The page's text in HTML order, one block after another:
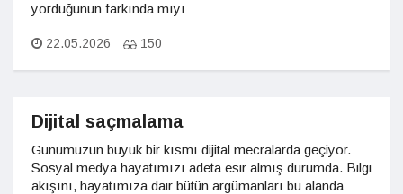
yorduğunun farkında mıyı
22.05.2026 150
Dijital saçmalama
Günümüzün büyük bir kısmı dijital mecralarda geçiyor.
Sosyal medya hayatımızı adeta esir almış durumda. Bilgi
akışını, hayatımıza dair bütün argümanları bu alanda